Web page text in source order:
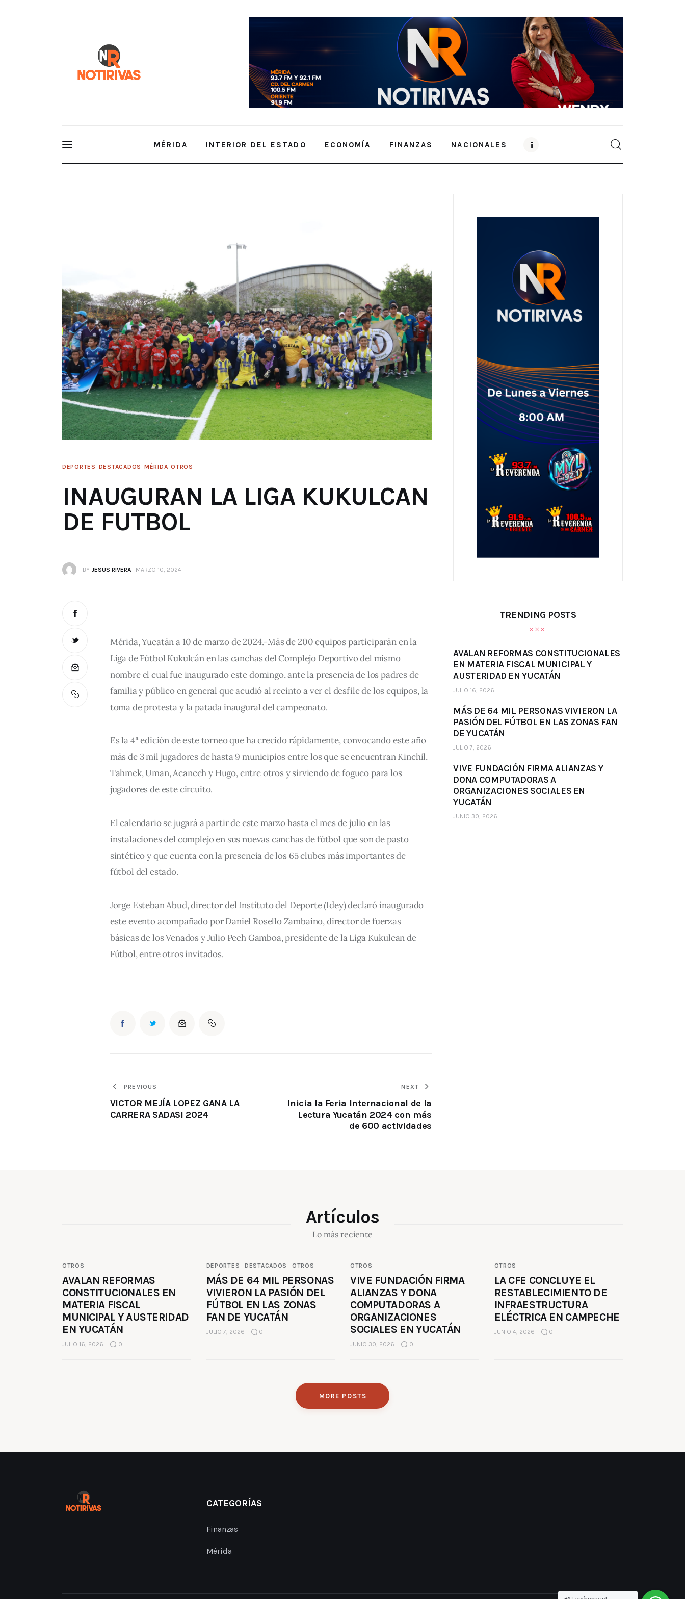
MÉRIDA INTERIOR DEL ESTADO ECONOMÍA FINANZAS NACIONALES
DEPORTES DESTACADOS MÉRIDA OTROS
INAUGURAN LA LIGA KUKULCAN
DE FUTBOL
BY JESUS RIVERA MARZO 10, 2024
Mérida, Yucatán a 10 de marzo de 2024.-Más de 200 equipos participarán en la
Liga de Fútbol Kukulcán en las canchas del Complejo Deportivo del mismo
nombre el cual fue inaugurado este domingo, ante la presencia de los padres de
familia y público en general que acudió al recinto a ver el desfile de los equipos, la
toma de protesta y la patada inaugural del campeonato.
Es la 4ª edición de este torneo que ha crecido rápidamente, convocando este año
más de 3 mil jugadores de hasta 9 municipios entre los que se encuentran Kinchil,
Tahmek, Uman, Acanceh y Hugo, entre otros y sirviendo de fogueo para los
jugadores de este circuito.
El calendario se jugará a partir de este marzo hasta el mes de julio en las
instalaciones del complejo en sus nuevas canchas de fútbol que son de pasto
sintético y que cuenta con la presencia de los 65 clubes más importantes de
fútbol del estado.
Jorge Esteban Abud, director del Instituto del Deporte (Idey) declaró inaugurado
este evento acompañado por Daniel Rosello Zambaino, director de fuerzas
básicas de los Venados y Julio Pech Gamboa, presidente de la Liga Kukulcan de
Fútbol, entre otros invitados.
PREVIOUS
VICTOR MEJÍA LOPEZ GANA LA
CARRERA SADASI 2024
NEXT
Inicia la Feria Internacional de la
Lectura Yucatán 2024 con más
de 600 actividades
TRENDING POSTS
AVALAN REFORMAS CONSTITUCIONALES
EN MATERIA FISCAL MUNICIPAL Y
AUSTERIDAD EN YUCATÁN
JULIO 16, 2026
MÁS DE 64 MIL PERSONAS VIVIERON LA
PASIÓN DEL FÚTBOL EN LAS ZONAS FAN
DE YUCATÁN
JULIO 7, 2026
VIVE FUNDACIÓN FIRMA ALIANZAS Y
DONA COMPUTADORAS A
ORGANIZACIONES SOCIALES EN
YUCATÁN
JUNIO 30, 2026
Artículos
Lo más reciente
OTROS
AVALAN REFORMAS
CONSTITUCIONALES EN
MATERIA FISCAL
MUNICIPAL Y AUSTERIDAD
EN YUCATÁN
JULIO 16, 2026 0
DEPORTES DESTACADOS OTROS
MÁS DE 64 MIL PERSONAS
VIVIERON LA PASIÓN DEL
FÚTBOL EN LAS ZONAS
FAN DE YUCATÁN
JULIO 7, 2026 0
OTROS
VIVE FUNDACIÓN FIRMA
ALIANZAS Y DONA
COMPUTADORAS A
ORGANIZACIONES
SOCIALES EN YUCATÁN
JUNIO 30, 2026 0
OTROS
LA CFE CONCLUYE EL
RESTABLECIMIENTO DE
INFRAESTRUCTURA
ELÉCTRICA EN CAMPECHE
JUNIO 4, 2026 0
MORE POSTS
CATEGORÍAS
Finanzas
Mérida